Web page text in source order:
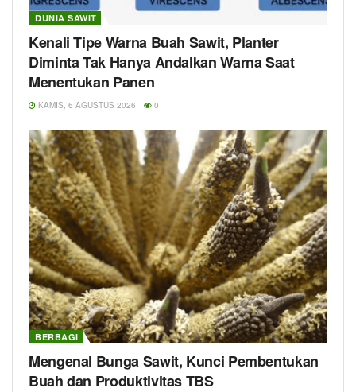
DUNIA SAWIT
Kenali Tipe Warna Buah Sawit, Planter
Diminta Tak Hanya Andalkan Warna Saat
Menentukan Panen
KAMIS, 6 AGUSTUS 2026 0
BERBAGI
Mengenal Bunga Sawit, Kunci Pembentukan
Buah dan Produktivitas TBS